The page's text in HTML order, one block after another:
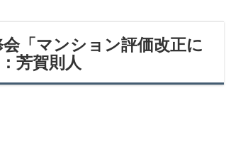
「マンション評価改正に
芳賀則人